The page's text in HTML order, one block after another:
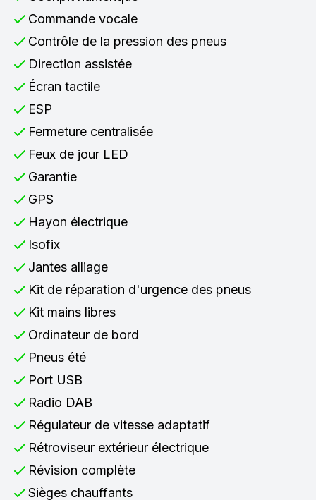
Commande vocale
Contrôle de la pression des pneus
Direction assistée
Écran tactile
ESP
Fermeture centralisée
Feux de jour LED
Garantie
GPS
Hayon électrique
Isofix
Jantes alliage
Kit de réparation d'urgence des pneus
Kit mains libres
Ordinateur de bord
Pneus été
Port USB
Radio DAB
Régulateur de vitesse adaptatif
Rétroviseur extérieur électrique
Révision complète
Sièges chauffants